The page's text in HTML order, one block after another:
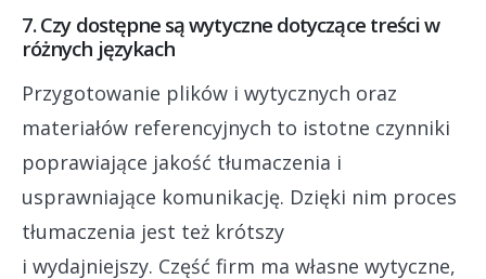
7. Czy dostępne są wytyczne dotyczące treści w
różnych językach
Przygotowanie plików i wytycznych oraz
materiałów referencyjnych to istotne czynniki
poprawiające jakość tłumaczenia i
usprawniające komunikację. Dzięki nim proces
tłumaczenia jest też krótszy
i wydajniejszy. Część firm ma własne wytyczne,